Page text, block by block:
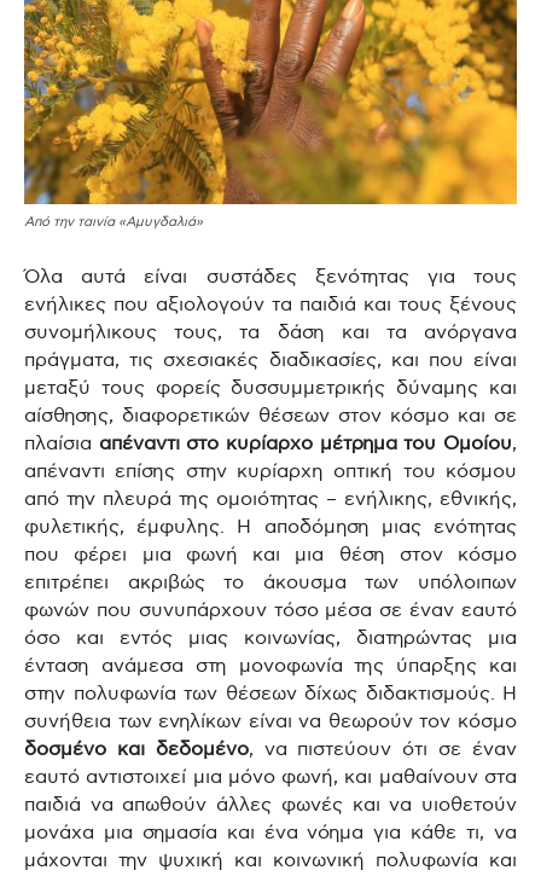
Από την ταινία «Αμυγδαλιά»
Όλα αυτά είναι συστάδες ξενότητας για τους
ενήλικες που αξιολογούν τα παιδιά και τους ξένους
συνομήλικους τους, τα δάση και τα ανόργανα
πράγματα, τις σχεσιακές διαδικασίες, και που είναι
μεταξύ τους φορείς δυσσυμμετρικής δύναμης και
αίσθησης, διαφορετικών θέσεων στον κόσμο και σε
πλαίσια απέναντι στο κυρίαρχο μέτρημα του Ομοίου,
απέναντι επίσης στην κυρίαρχη οπτική του κόσμου
από την πλευρά της ομοιότητας – ενήλικης, εθνικής,
φυλετικής, έμφυλης. Η αποδόμηση μιας ενότητας
που φέρει μια φωνή και μια θέση στον κόσμο
επιτρέπει ακριβώς το άκουσμα των υπόλοιπων
φωνών που συνυπάρχουν τόσο μέσα σε έναν εαυτό
όσο και εντός μιας κοινωνίας, διατηρώντας μια
ένταση ανάμεσα στη μονοφωνία της ύπαρξης και
στην πολυφωνία των θέσεων δίχως διδακτισμούς. Η
συνήθεια των ενηλίκων είναι να θεωρούν τον κόσμο
δοσμένο και δεδομένο, να πιστεύουν ότι σε έναν
εαυτό αντιστοιχεί μια μόνο φωνή, και μαθαίνουν στα
παιδιά να απωθούν άλλες φωνές και να υιοθετούν
μονάχα μια σημασία και ένα νόημα για κάθε τι, να
μάχονται την ψυχική και κοινωνική πολυφωνία και